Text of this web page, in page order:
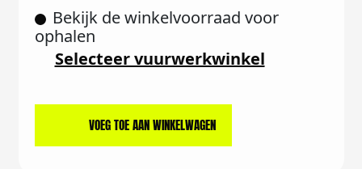
Bekijk de winkelvoorraad voor
ophalen
Selecteer vuurwerkwinkel
VOEG TOE AAN WINKELWAGEN